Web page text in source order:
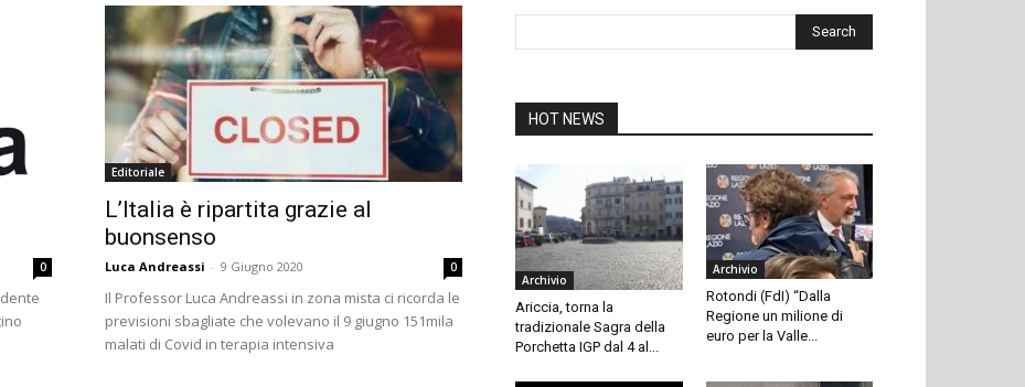
0
Editoriale
L’Italia è ripartita grazie al
buonsenso
Luca Andreassi - 9 Giugno 2020 0
Il Professor Luca Andreassi in zona mista ci ricorda le
previsioni sbagliate che volevano il 9 giugno 151mila
malati di Covid in terapia intensiva
HOT NEWS
Archivio
Ariccia, torna la
tradizionale Sagra della
Porchetta IGP dal 4 al...
Archivio
Rotondi (FdI) “Dalla
Regione un milione di
euro per la Valle...